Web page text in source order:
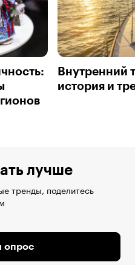
Внутренний
история и
лучше
тренды, поделитесь
опрос